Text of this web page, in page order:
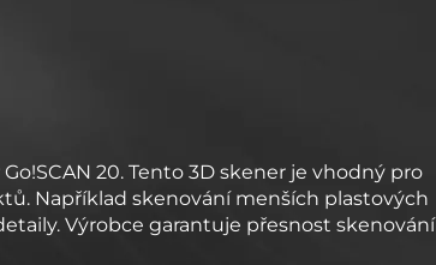
20. Tento 3D skener je vhodný pro
Například skenování menších plastových
Výrobce garantuje přesnost skenování